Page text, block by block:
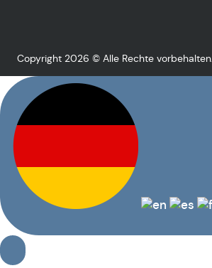
Copyright 2026 © Alle Rechte vorbehalten.